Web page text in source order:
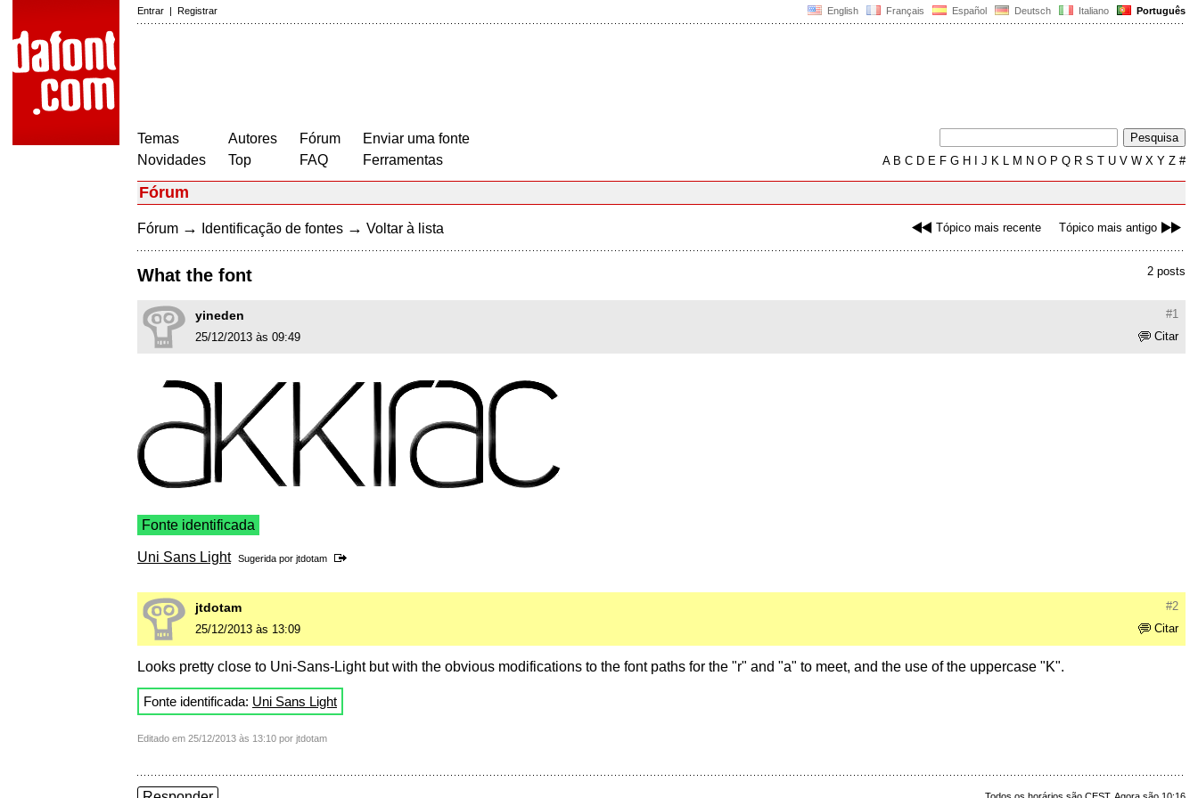
English Français Español Deutsch Italiano Português
Entrar | Registrar
Temas
Novidades
Autores
Top
Fórum
FAQ
Enviar uma fonte
Ferramentas
AB C D E F G H J K L M N O P Q R S T U V W X Y Z #
Fórum
Tópico mais recente Tópico mais antigo
Fórum → Identificação de fontes → Voltar à lista
2 posts
What the font
#1
yineden
Citar
25/12/2013 às 09:49
Fonte identificada
Uni Sans Light Sugerida por jtdotam
#2
jtdotam
Citar
25/12/2013 às 13:09
Looks pretty close to Uni-Sans-Light but with the obvious modifications to the font paths for the "r" and "a" to meet, and the use of the uppercase "K".
Fonte identificada: Uni Sans Light
Editado em 25/12/2013 às 13:10 por jtdotam